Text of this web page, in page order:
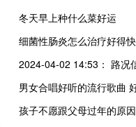
冬天早上种什么菜好运
孩子不愿跟父母过年的原因